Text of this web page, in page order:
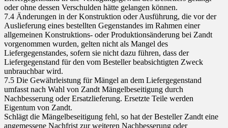
oder ohne dessen Verschulden hätte gelangen können.
7.4 Änderungen in der Konstruktion oder Ausführung, die vor der
Auslieferung eines bestellten Gegenstandes im Rahmen einer
allgemeinen Konstruktions- oder Produktionsänderung bei Zandt
vorgenommen wurden, gelten nicht als Mangel des
Liefergegenstandes, sofern sie nicht dazu führen, dass der
Liefergegenstand für den vom Besteller beabsichtigten Zweck
unbrauchbar wird.
7.5 Die Gewährleistung für Mängel an dem Liefergegenstand
umfasst nach Wahl von Zandt Mängelbeseitigung durch
Nachbesserung oder Ersatzlieferung. Ersetzte Teile werden
Eigentum von Zandt.
Schlägt die Mängelbeseitigung fehl, so hat der Besteller Zandt eine
angemessene Nachfrist zur weiteren Nachbesserung oder